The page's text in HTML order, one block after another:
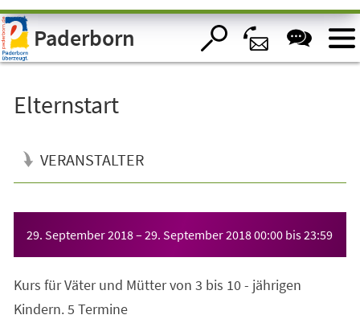
Visuelle
Assistenzsoftware
öffnen.Paderborn
Elternstart
VERANSTALTER
29. September 2018– 29. September 201800:00 bis23:59
Kurs für Väter und Mütter von 3 bis 10 - jährigen
Kindern. 5 Termine